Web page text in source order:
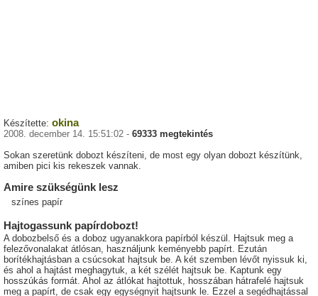
Készítette: okina
2008. december 14. 15:51:02 - 69333 megtekintés
Sokan szeretünk dobozt készíteni, de most egy olyan dobozt készítünk,
amiben pici kis rekeszek vannak.
Amire szükségünk lesz
színes papír
Hajtogassunk papírdobozt!
A dobozbelső és a doboz ugyanakkora papírból készül. Hajtsuk meg a
felezővonalakat átlósan, használjunk keményebb papírt. Ezután
borítékhajtásban a csúcsokat hajtsuk be. A két szemben lévőt nyissuk ki,
és ahol a hajtást meghagytuk, a két szélét hajtsuk be. Kaptunk egy
hosszúkás formát. Ahol az átlókat hajtottuk, hosszában hátrafelé hajtsuk
meg a papírt, de csak egy egységnyit hajtsunk le. Ezzel a segédhajtással